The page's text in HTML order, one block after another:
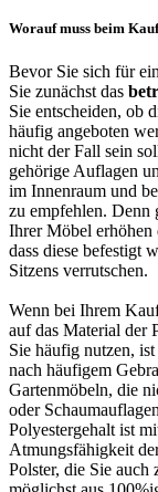
Worauf muss beim
Bevor Sie sich für
Sie zunächst das
Sie entscheiden, ob
häufig angeboten
nicht der Fall sein
gehörige Auflagen
im Innenraum und
zu empfehlen. Denn
Ihrer Möbel erhöhen
dass diese befestigt
Sitzens verrutschen.
Wenn bei Ihrem
auf das Material der
Sie häufig nutzen,
nach häufigem
Gartenmöbeln, die
oder
Polyestergehalt ist
Atmungsfähigkeit
Polster, die Sie auch